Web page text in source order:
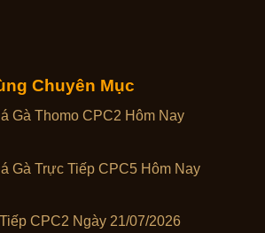
Chuyên Mục
Gà Thomo CPC2 Hôm Nay
Gà Trực Tiếp CPC5 Hôm Nay
CPC2 Ngày 21/07/2026